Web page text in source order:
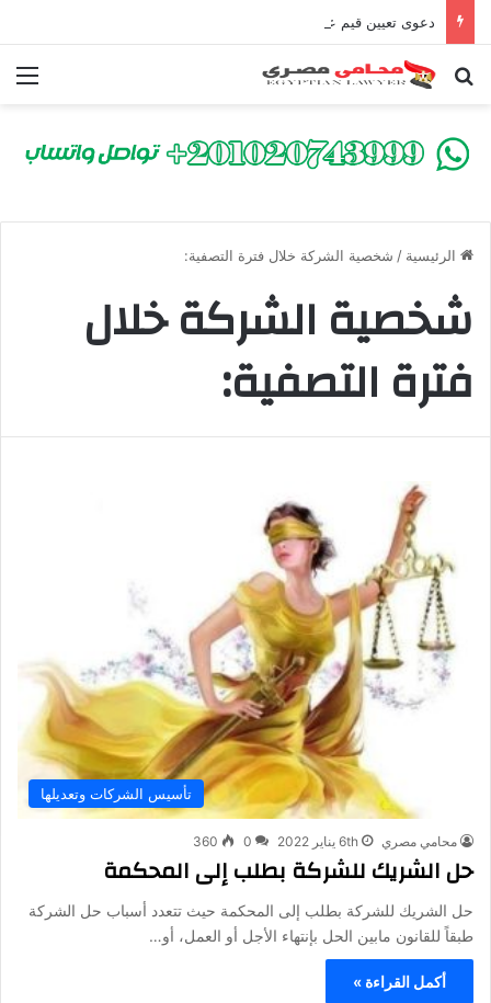
بحث عن
الرئيسية / شخصية الشركة خلال فترة التصفية:
شخصية الشركة خلال
فترة التصفية:
تأسيس الشركات وتعديلها
محامي مصري 6th يناير 2022 0
360
حل الشريك للشركة بطلب إلى المحكمة
حل الشريك للشركة بطلب إلى المحكمة حيث تتعدد أسباب حل الشركة
طبقاً للقانون مابين الحل بإنتهاء الأجل أو العمل، أو…
أكمل القراءة »